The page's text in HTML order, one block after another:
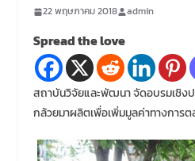
22 พฤษภาคม 2018 admin
Spread the love
สถาบันวิจัยและพัฒนา จัดอบรมเชิง
กล้วยมาผลิตเพื่อเพิ่มมูลค่าทางการ